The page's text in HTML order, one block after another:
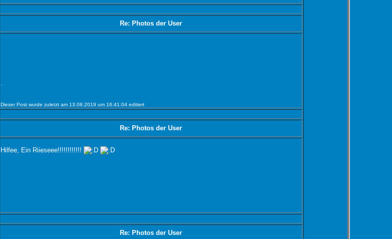
Re: Photos der User
.
Dieser Post wurde zuletzt am 13.08.2019 um 16:41:04 editiert
Re: Photos der User
Hilfee, Ein Riieseee!!!!!!!!!!!!
Re: Photos der User